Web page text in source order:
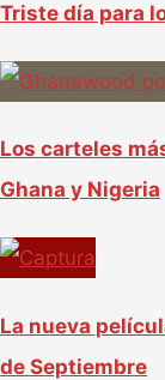
Triste día para
Los carteles
Ghana y Nigeria
La nueva
de Septiembre